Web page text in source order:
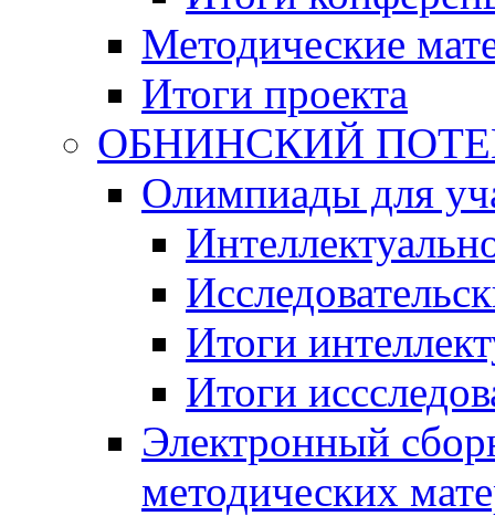
Методические
Итоги проекта
ОБНИНСКИЙ
Олимпиады для
Итоги
Итоги
Электронный
методических